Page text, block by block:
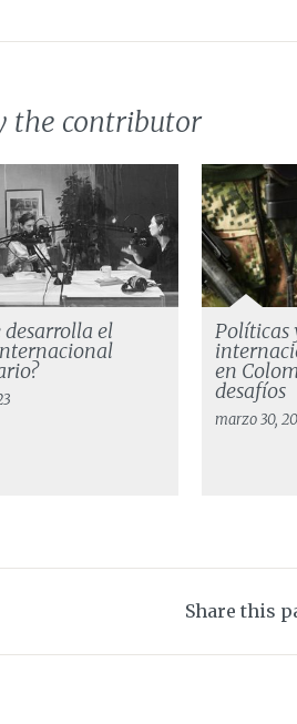
the contributor
desarrolla el Políticas
en
desafíos
marzo 30,
Share this